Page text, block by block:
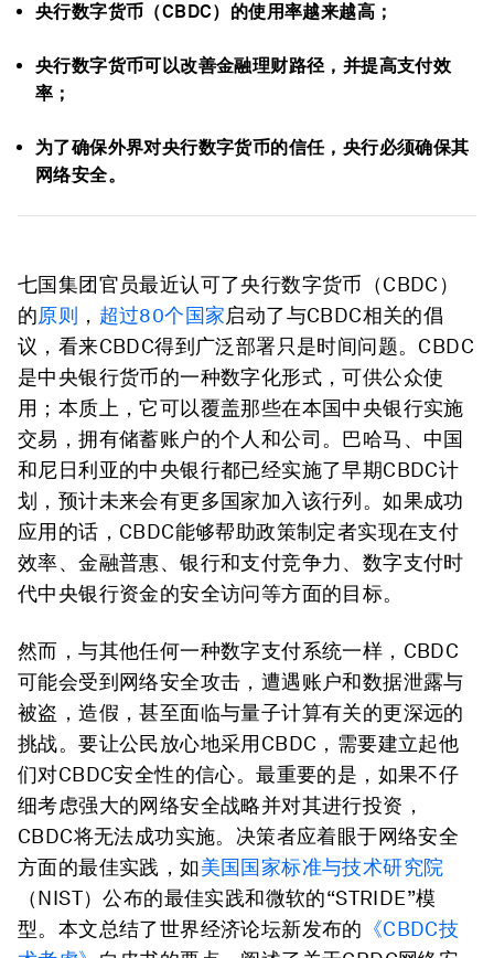
央行数字货币（CBDC）的使用率越来越高；
央行数字货币可以改善金融理财路径，并提高支付效
率；
为了确保外界对央行数字货币的信任，央行必须确保其
网络安全。
七国集团官员最近认可了央行数字货币（CBDC）
的原则 ， 超过80个国家启动了与CBDC相关的倡
议，看来CBDC得到广泛部署只是时间问题。CBDC
是中央银行货币的一种数字化形式，可供公众使
用；本质上，它可以覆盖那些在本国中央银行实施
交易，拥有储蓄账户的个人和公司。巴哈马、中国
和尼日利亚的中央银行都已经实施了早期CBDC计
划，预计未来会有更多国家加入该行列。如果成功
应用的话，CBDC能够帮助政策制定者实现在支付
效率、金融普惠、银行和支付竞争力、数字支付时
代中央银行资金的安全访问等方面的目标。
然而，与其他任何一种数字支付系统一样，CBDC
可能会受到网络安全攻击，遭遇账户和数据泄露与
被盗，造假，甚至面临与量子计算有关的更深远的
挑战。要让公民放心地采用CBDC，需要建立起他
们对CBDC安全性的信心。最重要的是，如果不仔
细考虑强大的网络安全战略并对其进行投资，
CBDC将无法成功实施。决策者应着眼于网络安全
方面的最佳实践，如美国国家标准与技术研究院
（NIST）公布的最佳实践和微软的“STRIDE”模
型。本文总结了世界经济论坛新发布的 《CBDC技